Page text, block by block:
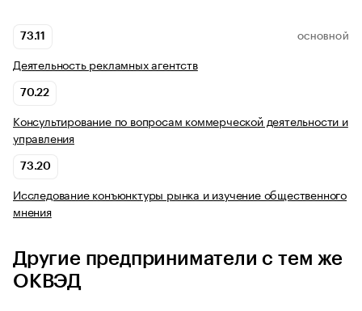
73.11 ОСНОВНОЙ
Деятельность рекламных агентств
70.22
Консультирование по вопросам коммерческой деятельности и
управления
73.20
Исследование конъюнктуры рынка и изучение общественного
мнения
Другие предприниматели с тем же
ОКВЭД